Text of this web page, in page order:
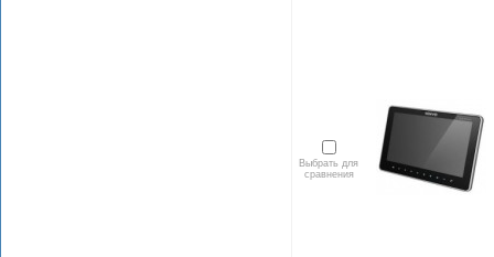
Выбрать для
сравнения